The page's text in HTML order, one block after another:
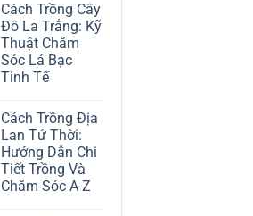
Cách Trồng Cây
Đô La Trắng: Kỹ
Thuật Chăm
Sóc Lá Bạc
Tinh Tế
bình
luận
ở
Cách
Trồng
Cây
Đô
Cách Trồng Địa
Lan Tứ Thời:
Hướng Dẫn Chi
Tiết Trồng Và
Chăm Sóc A-Z